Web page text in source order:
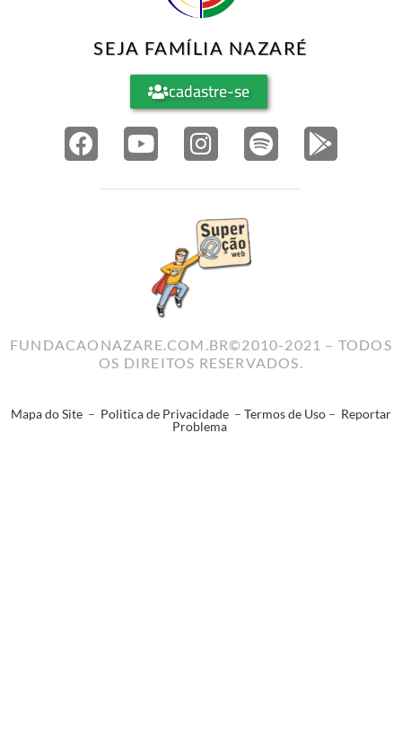
SEJA FAMÍLIA NAZARÉ
cadastre-se
FUNDACAONAZARE.COM.BR©2010-2021 – TODOS
OS DIREITOS RESERVADOS.
Mapa do Site – Politica de Privacidade – Termos de Uso – Reportar
Problema